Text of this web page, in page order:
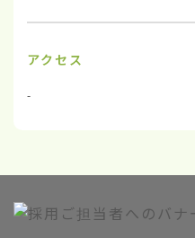
アクセス
-